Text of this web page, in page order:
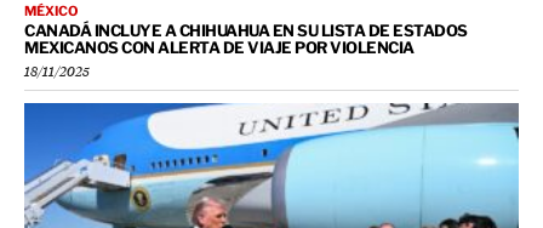
MÉXICO
CANADÁ INCLUYE A CHIHUAHUA EN SU LISTA DE ESTADOS
MEXICANOS CON ALERTA DE VIAJE POR VIOLENCIA
18/11/2025